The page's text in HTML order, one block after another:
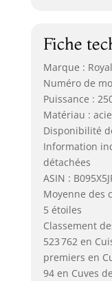
Fiche
Marque :
Numéro de
Puissance :
Matériau :
Disponibilité
Information
détachées
ASIN :
Moyenne des
5 étoiles
Classement
523 762 en
premiers en
94 en Cuves